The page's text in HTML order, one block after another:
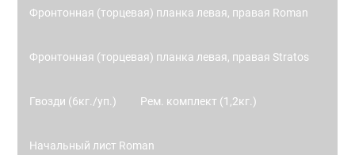
Фронтонная (торцевая) планка левая, правая Roman
Фронтонная (торцевая) планка левая, правая Stratos
Гвозди (6кг./уп.) Рем. комплект (1,2кг.)
Начальный лист Roman